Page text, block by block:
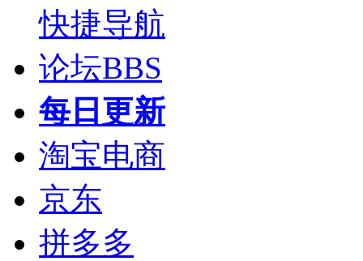
快捷导航
论坛BBS
每日更新
淘宝电商
京东
拼多多